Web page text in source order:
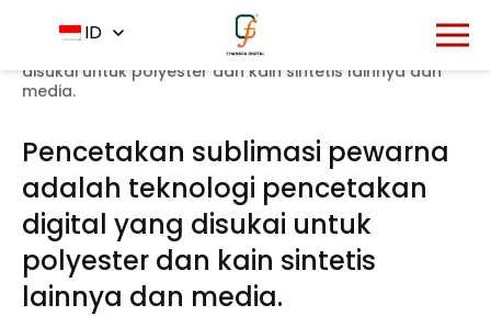
ID
Rumah - Pusat Berita
Pencetakan sublimasi
pewarna adalah teknologi pencetakan digital yang
disukai untuk polyester dan kain sintetis lainnya dan
media.
Pencetakan sublimasi pewarna
adalah teknologi pencetakan
digital yang disukai untuk
polyester dan kain sintetis
lainnya dan media.